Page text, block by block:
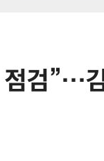
점검”…6